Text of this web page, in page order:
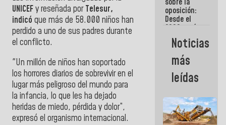
UNICEFy reseñada porTelesur,
indicó que más de 58.000 niños han
perdido a uno de sus padres durante
el conflicto.
"Un millón de niños han soportado
los horrores diarios de sobrevivir en el
lugar más peligroso del mundo para
la infancia, lo que les ha dejado
heridas de miedo, pérdida y dolor”,
expresó el organismo internacional.
embarrarla
oposición:
Desde el
2002 están
intentando
quemar el
país ante la
ausencia de
políticos
verdaderos
Noticias
más
leídas